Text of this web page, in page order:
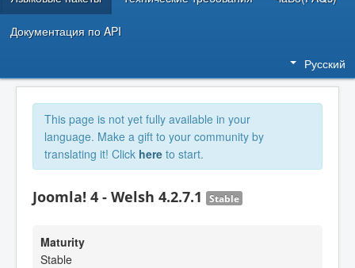
Документация по API
Русский
This page is not yet fully available in your
language. Make a gift to your community by
translating it! Click here to start.
Joomla! 4 - Welsh 4.2.7.1 Stable
Maturity
Stable